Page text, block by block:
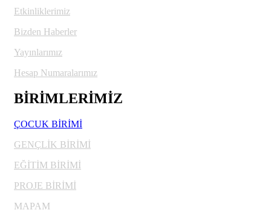
Etkinliklerimiz
Bizden Haberler
Yayınlarımız
Hesap Numaralarımız
BİRİMLERİMİZ
ÇOCUK BİRİMİ
GENÇLİK BİRİMİ
EĞİTİM BİRİMİ
PROJE BİRİMİ
MAPAM